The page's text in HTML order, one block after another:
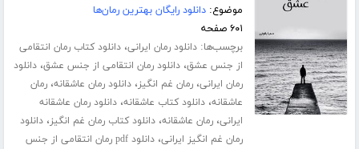
موضوع:دانلود رایگان بهترین رمان‌ها
۶۰۱ صفحه
برچسب‌ها:دانلود رمان ایرانی،دانلود کتاب رمان انتقامی
از جنس عشق،دانلود رمان انتقامی از جنس عشق،دانلود
رمان ایرانی،رمان غم انگیز،دانلود رمان عاشقانه،رمان
عاشقانه،دانلود کتاب عاشقانه،دانلود رمان عاشقانه
ایرانی،رمان عاشقانه،دانلود کتاب رمان غم انگیز،دانلود
رمان غم انگیز ایرانی،
دانلود pdf رمان انتقامی از جنس